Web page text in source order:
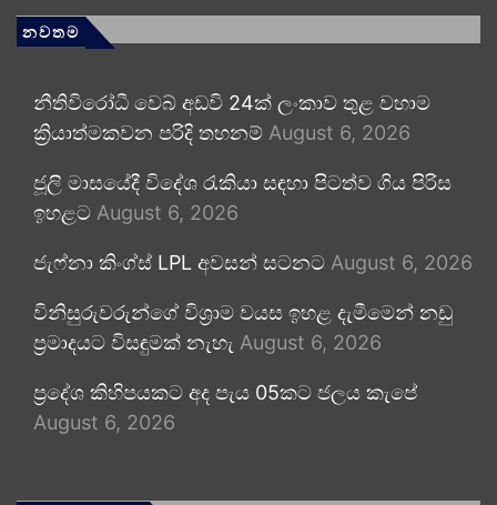
නවතම
නීතිවිරෝධී වෙබ් අඩවි 24ක් ලංකාව තුළ වහාම
ක්‍රියාත්මකවන පරිදි තහනම් August 6, 2026
ජූලි මාසයේදී විදේශ රැකියා සඳහා පිටත්ව ගිය පිරිස
ඉහළට August 6, 2026
ජැෆ්නා කිංග්ස් LPL අවසන් සටනට August 6, 2026
විනිසුරුවරුන්ගේ විශ්‍රාම වයස ඉහළ දැමීමෙන් නඩු
ප්‍රමාදයට විසඳුමක් නැහැ August 6, 2026
ප්‍රදේශ කිහිපයකට අද පැය 05කට ජලය කැපේ
August 6, 2026